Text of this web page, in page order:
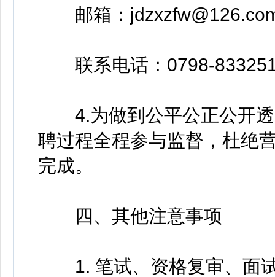
邮箱：
联系电话：0798-
4.为做到公平公正公开透
聘过程全程参与监督，杜绝
完成。
四、其他注意事项
1. 笔试、资格复审、面试